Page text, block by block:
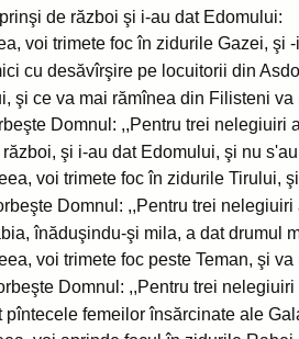
de război şi i-au dat Edomului:
voi trimete foc în zidurile Gazei, şi
cu desăvîrşire pe locuitorii din
şi ce va mai rămînea din Filisteni
Domnul: ,,Pentru trei nelegiuiri
şi i-au dat Edomului, şi nu
voi trimete foc în zidurile Tirului,
Domnul: ,,Pentru trei
înăduşindu-şi mila, a dat drumul
voi trimete foc peste Teman, şi
Domnul: ,,Pentru trei
pîntecele femeilor însărcinate ale